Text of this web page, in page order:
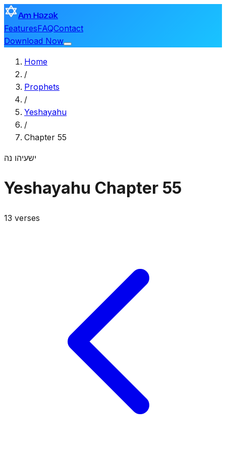
Am Hazak
FeaturesFAQContact
Download Now
Home
/
Prophets
/
Yeshayahu
/
Chapter 55
ישעיהו נה
Yeshayahu Chapter 55
13 verses